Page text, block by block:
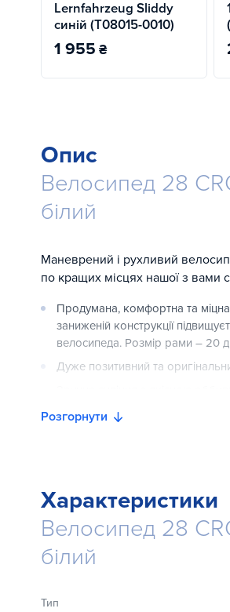
Lernfahrzeug Sliddy
синій (T08015-0010)
1 955 ₴
Опис
Велосипед 28
білий
Маневрений і рухливий
по кращих місцях нашої з вами
Продумана, комфортна та міцна
заниженій конструкції
велосипеда. Розмір рами – 20
Дуже позитивний та
Надійне та високоякісне
Колеса діаметром 28 дюймів з
комфорт пересування.
Підсвічування, дзвінок та
Розгорнути
Характеристики
Велосипед 28
білий
Тип